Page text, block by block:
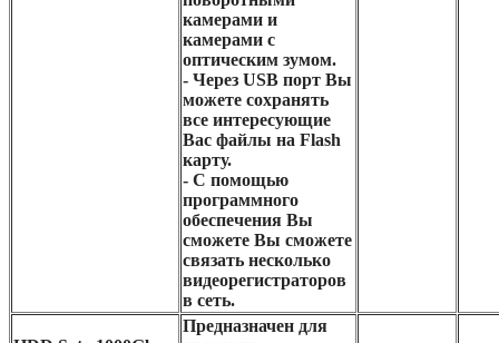
камерами и
камерами с
оптическим зумом.
- Через USB порт Вы
можете сохранять
все интересующие
Вас файлы на Flash
карту.
- С помощью
программного
обеспечения Вы
сможете Вы сможете
связать несколько
видеорегистраторов
в сеть.
Предназначен для